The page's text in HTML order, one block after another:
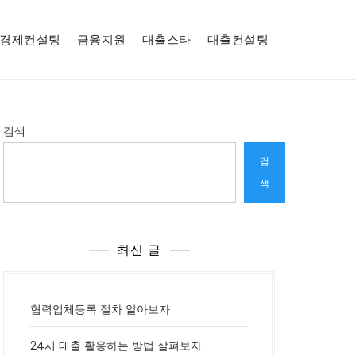
경제컨설팅 금융지원 대출스타 대출컨설팅
검색
검
색
최신 글
협력업체등록 절차 알아보자
24시 대출 활용하는 방법 살펴보자